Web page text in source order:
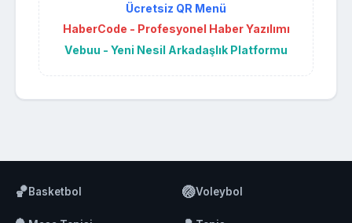
Ücretsiz QR Menü
HaberCode - Profesyonel Haber Yazılımı
Vebuu - Yeni Nesil Arkadaşlık Platformu
🏀Basketbol 🏐Voleybol